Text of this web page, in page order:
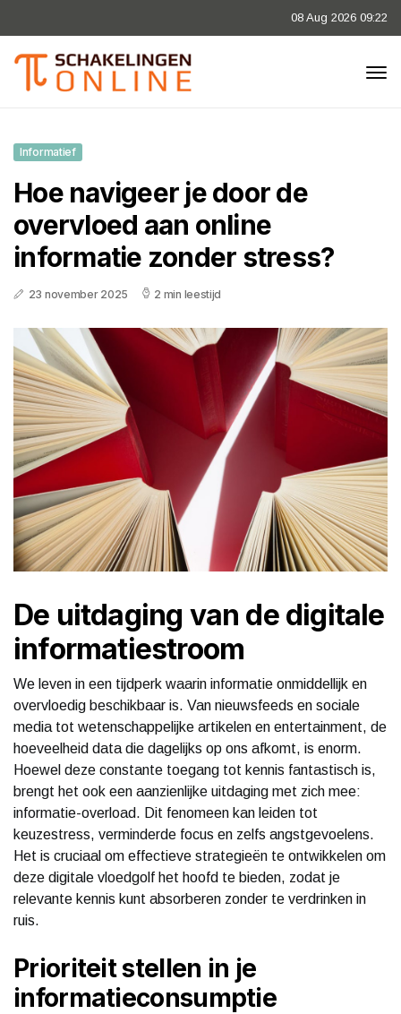
08 Aug 2026 09:22
Informatief
Hoe navigeer je door de
overvloed aan online
informatie zonder stress?
23 november 2025 2 min leestijd
De uitdaging van de digitale
informatiestroom
We leven in een tijdperk waarin informatie onmiddellijk en
overvloedig beschikbaar is. Van nieuwsfeeds en sociale
media tot wetenschappelijke artikelen en entertainment, de
hoeveelheid data die dagelijks op ons afkomt, is enorm.
Hoewel deze constante toegang tot kennis fantastisch is,
brengt het ook een aanzienlijke uitdaging met zich mee:
informatie-overload. Dit fenomeen kan leiden tot
keuzestress, verminderde focus en zelfs angstgevoelens.
Het is cruciaal om effectieve strategieën te ontwikkelen om
deze digitale vloedgolf het hoofd te bieden, zodat je
relevante kennis kunt absorberen zonder te verdrinken in
ruis.
Prioriteit stellen in je
informatieconsumptie